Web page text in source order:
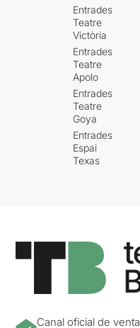
Entrades
Teatre
Victòria
Entrades
Teatre
Apolo
Entrades
Teatre
Goya
Entrades
Espai
Texas
Canal oficial de venta